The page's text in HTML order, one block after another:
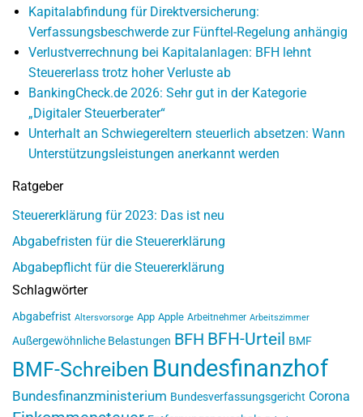
Kapitalabfindung für Direktversicherung:
Verfassungsbeschwerde zur Fünftel-Regelung anhängig
Verlustverrechnung bei Kapitalanlagen: BFH lehnt
Steuererlass trotz hoher Verluste ab
BankingCheck.de 2026: Sehr gut in der Kategorie
„Digitaler Steuerberater“
Unterhalt an Schwiegereltern steuerlich absetzen: Wann
Unterstützungsleistungen anerkannt werden
Ratgeber
Steuererklärung für 2023: Das ist neu
Abgabefristen für die Steuererklärung
Abgabepflicht für die Steuererklärung
Schlagwörter
Abgabefrist Altersvorsorge App Apple Arbeitnehmer Arbeitszimmer
Außergewöhnliche Belastungen BFH BFH-Urteil BMF
BMF-Schreiben Bundesfinanzhof
Bundesfinanzministerium Bundesverfassungsgericht Corona